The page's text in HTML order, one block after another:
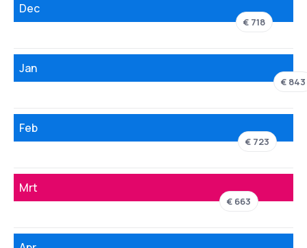
Dec
€ 718
Jan
€ 843
Feb
€ 723
Mrt
€ 663